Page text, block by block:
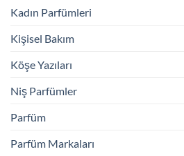
Kadın Parfümleri
Kişisel Bakım
Köşe Yazıları
Niş Parfümler
Parfüm
Parfüm Markaları